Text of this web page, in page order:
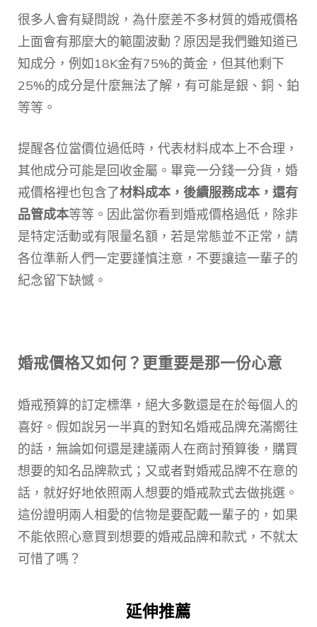
很多人會有疑問說，為什麼差不多材質的婚戒價格
上面會有那麼大的範圍波動？原因是我們雖知道已
知成分，例如18K金有75%的黃金，但其他剩下
25%的成分是什麼無法了解，有可能是銀、銅、鉑
等等。
提醒各位當價位過低時，代表材料成本上不合理，
其他成分可能是回收金屬。畢竟一分錢一分貨，婚
戒價格裡也包含了材料成本，後續服務成本，還有
品管成本等等。因此當你看到婚戒價格過低，除非
是特定活動或有限量名額，若是常態並不正常，請
各位準新人們一定要謹慎注意，不要讓這一輩子的
紀念留下缺憾。
婚戒價格又如何？更重要是那一份心意
婚戒預算的訂定標準，絕大多數還是在於每個人的
喜好。假如說另一半真的對知名婚戒品牌充滿嚮往
的話，無論如何還是建議兩人在商討預算後，購買
想要的知名品牌款式；又或者對婚戒品牌不在意的
話，就好好地依照兩人想要的婚戒款式去做挑選。
這份證明兩人相愛的信物是要配戴一輩子的，如果
不能依照心意買到想要的婚戒品牌和款式，不就太
可惜了嗎？
延伸推薦